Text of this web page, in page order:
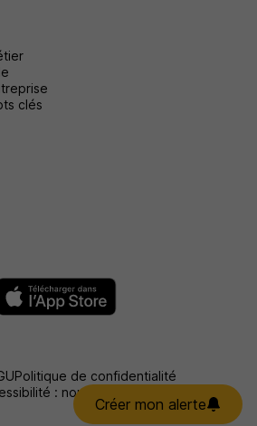
Créer mon alerte
clés
Politique de confidentialité
: non conforme